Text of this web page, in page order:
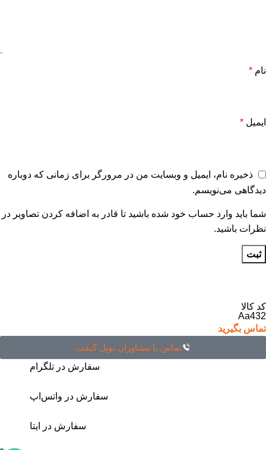
نام *
ایمیل *
ذخیره نام، ایمیل و وبسایت من در مرورگر برای زمانی که دوباره
دیدگاهی می‌نویسم.
شما باید وارد حساب خود شده باشید تا قادر به اضافه کردن تصاویر در
نظرات باشید.
کد کالا
Aa432
تماس بگیرید
تماس با مشاوران نوبل گیفت
سفارش در تلگرام
سفارش در واتس‌اپ
سفارش در ایتا